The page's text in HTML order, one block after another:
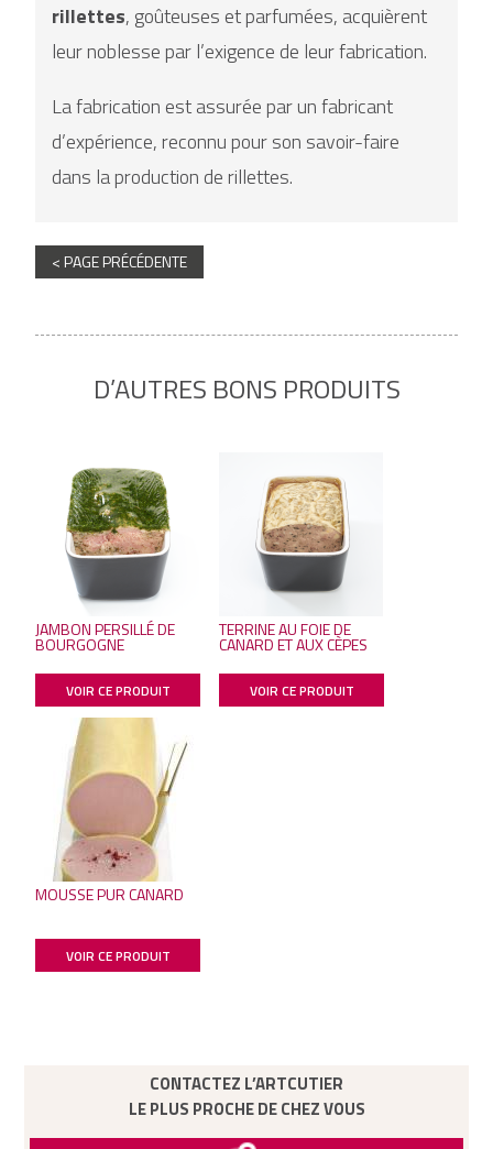
rillettes, goûteuses et parfumées, acquièrent
leur noblesse par l’exigence de leur fabrication.
La fabrication est assurée par un fabricant
d’expérience, reconnu pour son savoir-faire
dans la production de rillettes.
< PAGE PRÉCÉDENTE
D’AUTRES BONS PRODUITS
JAMBON PERSILLÉ DE
BOURGOGNE
VOIR CE PRODUIT
TERRINE AU FOIE DE
CANARD ET AUX CÈPES
VOIR CE PRODUIT
MOUSSE PUR CANARD
VOIR CE PRODUIT
CONTACTEZ L’ARTCUTIER
LE PLUS PROCHE DE CHEZ VOUS